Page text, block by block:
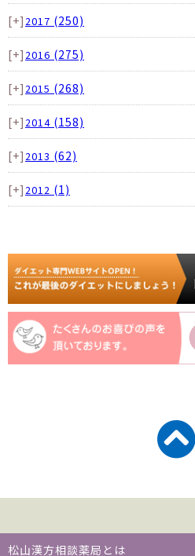
[+] 2017 (250)
[+] 2016 (275)
[+] 2015 (268)
[+] 2014 (158)
[+] 2013 (62)
[+] 2012 (1)
松山漢方相談薬局とは